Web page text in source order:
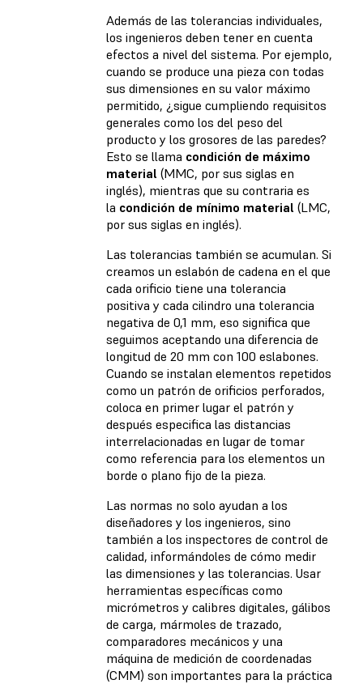
Además de las tolerancias individuales,
los ingenieros deben tener en cuenta
efectos a nivel del sistema. Por ejemplo,
cuando se produce una pieza con todas
sus dimensiones en su valor máximo
permitido, ¿sigue cumpliendo requisitos
generales como los del peso del
producto y los grosores de las paredes?
Esto se llama condición de máximo
material (MMC, por sus siglas en
inglés), mientras que su contraria es
la condición de mínimo material (LMC,
por sus siglas en inglés).
Las tolerancias también se acumulan. Si
creamos un eslabón de cadena en el que
cada orificio tiene una tolerancia
positiva y cada cilindro una tolerancia
negativa de 0,1 mm, eso significa que
seguimos aceptando una diferencia de
longitud de 20 mm con 100 eslabones.
Cuando se instalan elementos repetidos
como un patrón de orificios perforados,
coloca en primer lugar el patrón y
después especifica las distancias
interrelacionadas en lugar de tomar
como referencia para los elementos un
borde o plano fijo de la pieza.
Las normas no solo ayudan a los
diseñadores y los ingenieros, sino
también a los inspectores de control de
calidad, informándoles de cómo medir
las dimensiones y las tolerancias. Usar
herramientas específicas como
micrómetros y calibres digitales, gálibos
de carga, mármoles de trazado,
comparadores mecánicos y una
máquina de medición de coordenadas
(CMM) son importantes para la práctica